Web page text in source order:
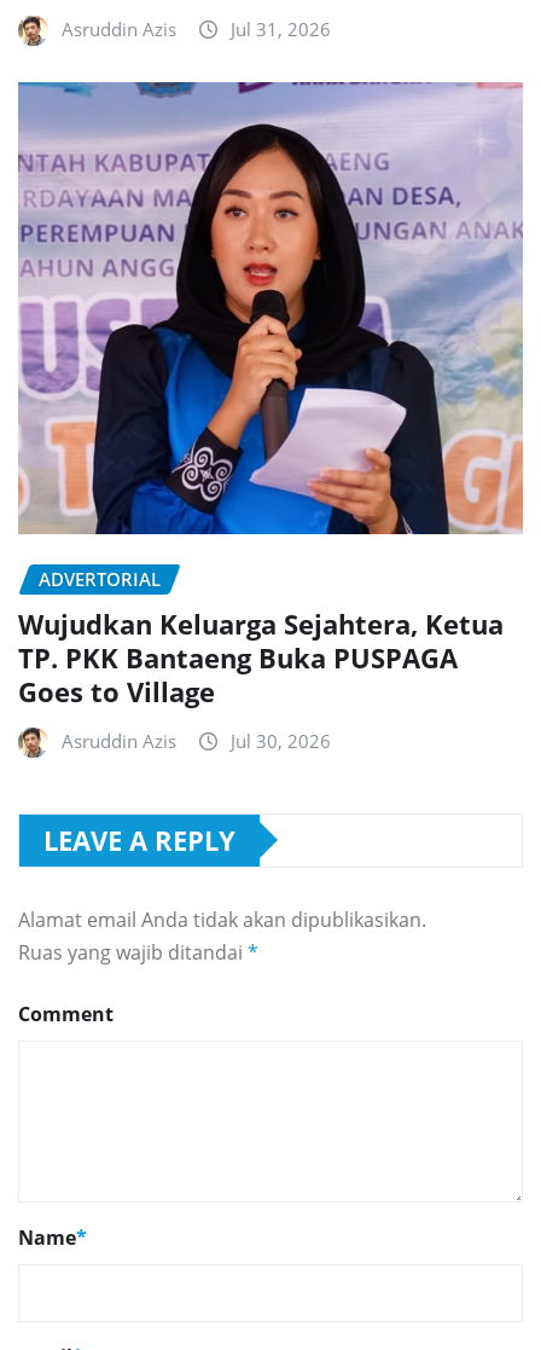
Asruddin Azis Jul 31, 2026
ADVERTORIAL
Wujudkan Keluarga Sejahtera, Ketua
TP. PKK Bantaeng Buka PUSPAGA
Goes to Village
Asruddin Azis Jul 30, 2026
LEAVE A REPLY
Alamat email Anda tidak akan dipublikasikan.
Ruas yang wajib ditandai *
Comment
Name*